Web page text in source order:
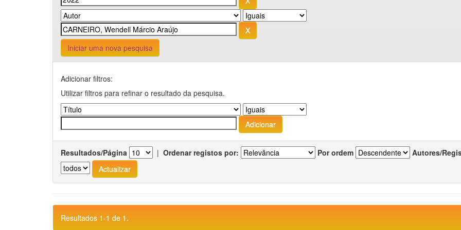
Iniciar uma nova pesquisa
Adicionar filtros:
Utilizar filtros para refinar o resultado da pesquisa.
Resultados/Página | Ordenar registos por: Por ordem Autores/
Resultados 1-1 de 1.